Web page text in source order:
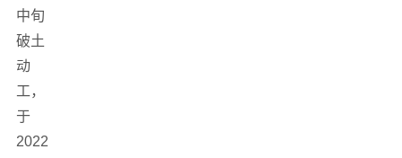
中旬
破土
动
工，
于
2022